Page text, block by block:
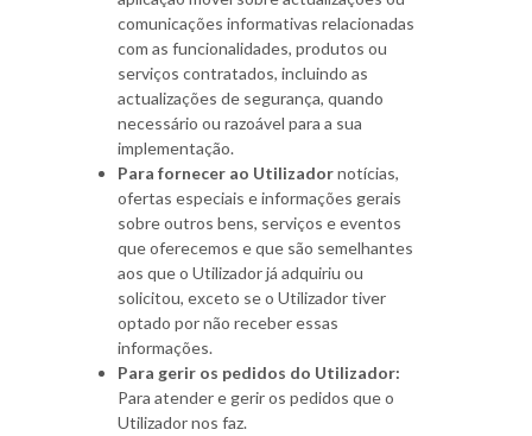
comunicações informativas relacionadas
com as funcionalidades, produtos ou
serviços contratados, incluindo as
actualizações de segurança, quando
necessário ou razoável para a sua
implementação.
Para fornecer ao Utilizadornotícias,
ofertas especiais e informações gerais
sobre outros bens, serviços e eventos
que oferecemos e que são semelhantes
aos que o Utilizador já adquiriu ou
solicitou, exceto se o Utilizador tiver
optado por não receber essas
informações.
Para gerir os pedidos do Utilizador:
Para atender e gerir os pedidos que o
Utilizador nos faz.